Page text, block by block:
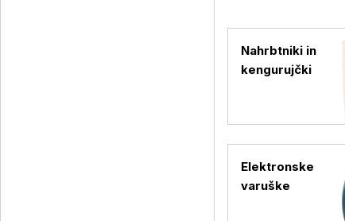
Nahrbtniki in
kengurujčki
Elektronske
varuške